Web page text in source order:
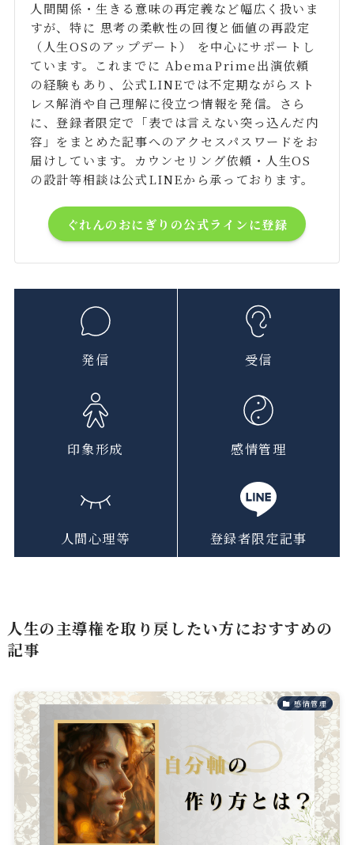
人間関係・生きる意味の再定義など幅広く扱いま
すが、特に 思考の柔軟性の回復と価値の再設定
（人生OSのアップデート） を中心にサポートし
ています。これまでに AbemaPrime出演依頼
の経験もあり、公式LINEでは不定期ながらスト
レス解消や自己理解に役立つ情報を発信。さら
に、登録者限定で「表では言えない突っ込んだ内
容」をまとめた記事へのアクセスパスワードをお
届けしています。カウンセリング依頼・人生OS
の設計等相談は公式LINEから承っております。
ぐれんのおにぎりの公式ラインに登録
発信 受信
印象形成 感情管理
人間心理等 登録者限定記事
人生の主導権を取り戻したい方におすすめの
記事
感情管理